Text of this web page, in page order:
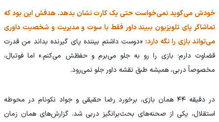
خودش می‌گوید نمی‌خواست حتی یک کارت نشان بدهد. هدفش این بود که
تماشاگر پای تلویزیون ببیند داور فقط با سوت و مدیریت و شخصیت داوری
می‌تواند بازی را نگه دارد: «دوست داشتم بیننده پای گیرنده بداند من قدرت
قضاوت دارم؛ بازی را رو به جلو می‌برم و حفظش می‌کنم.» اما فوتبال،
مخصوصاً دربی، همیشه طبق نقشه داور جلو نمی‌رود.
در دقیقه ۴۴ همان بازی، برخورد رضا حقیقی و جواد نکونام در محوطه
استقلال، یکی از صحنه‌های بحث‌برانگیز دربی شد. گزارش‌های همان زمان